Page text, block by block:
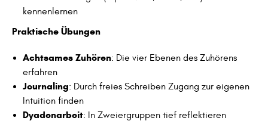
kennenlernen
Praktische Übungen
Achtsames Zuhören: Die vier Ebenen des Zuhörens
erfahren
Journaling: Durch freies Schreiben Zugang zur eigenen
Intuition finden
Dyadenarbeit: In Zweiergruppen tief reflektieren